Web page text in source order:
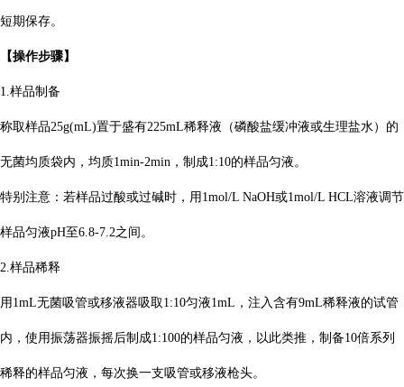
短期保存。
【操作步骤】
1.样品制备
称取样品25g(mL)置于盛有225mL稀释液（磷酸盐缓冲液或生理盐水）的
无菌均质袋内，均质1min-2min，制成1:10的样品匀液。
特别注意：若样品过酸或过碱时，用1mol/L NaOH或1mol/L HCL溶液调节
样品匀液pH至6.8-7.2之间。
2.样品稀释
用1mL无菌吸管或移液器吸取1:10匀液1mL，注入含有9mL稀释液的试管
内，使用振荡器振摇后制成1:100的样品匀液，以此类推，制备10倍系列
稀释的样品匀液，每次换一支吸管或移液枪头。